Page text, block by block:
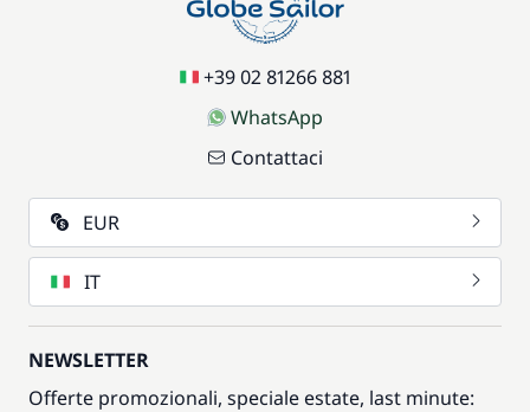
+39 02 81266 881
WhatsApp
Contattaci
EUR
IT
NEWSLETTER
Offerte promozionali, speciale estate, last minute: